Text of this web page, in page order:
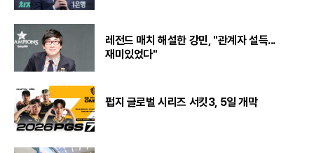
레전드 매치 해설한 강민, "관계자 설득...
재미있었다"
펍지 글로벌 시리즈 서킷3, 5일 개막